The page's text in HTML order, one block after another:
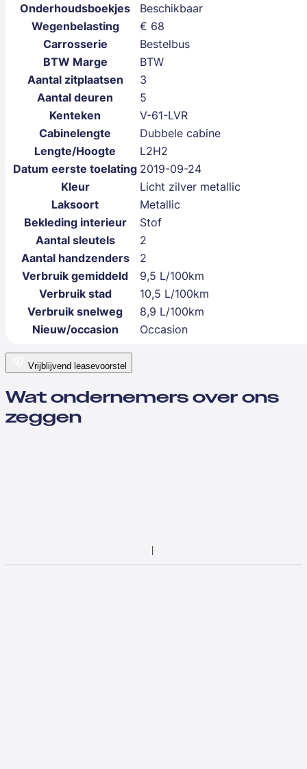
Onderhoudsboekjes
Beschikbaar
Wegenbelasting
€ 68
Carrosserie
Bestelbus
BTW Marge
BTW
Aantal zitplaatsen
3
Aantal deuren
5
Kenteken
V-61-LVR
Cabinelengte
Dubbele cabine
Lengte/Hoogte
L2H2
Datum eerste toelating 2019-09-24
Kleur
Licht zilver metallic
Laksoort
Metallic
Bekleding interieur
Stof
Aantal sleutels
2
Aantal handzenders
2
Verbruik gemiddeld
9,5 L/100km
Verbruik stad
10,5 L/100km
Verbruik snelweg
8,9 L/100km
Nieuw/occasion
Occasion
Vrijblijvend leasevoorstel
Wat ondernemers over ons
zeggen